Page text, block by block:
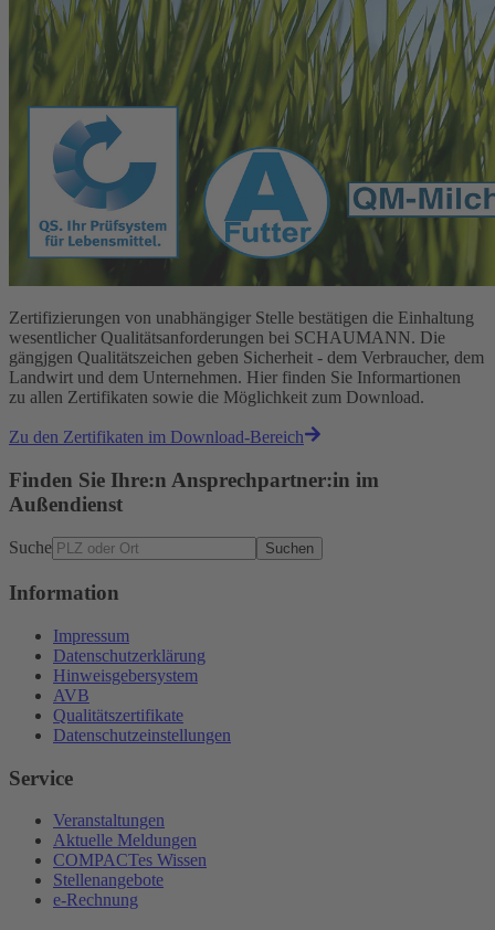
Zertifizierungen von unabhängiger Stelle bestätigen die Einhaltung
wesentlicher Qualitätsanforderungen bei SCHAUMANN. Die
gängjgen Qualitätszeichen geben Sicherheit - dem Verbraucher, dem
Landwirt und dem Unternehmen. Hier finden Sie Informartionen
zu allen Zertifikaten sowie die Möglichkeit zum Download.
Zu den Zertifikaten im Download-Bereich
Finden Sie Ihre:n Ansprechpartner:in im
Außendienst
Suche Suchen
Information
Impressum
Datenschutzerklärung
Hinweisgebersystem
AVB
Qualitätszertifikate
Datenschutzeinstellungen
Service
Veranstaltungen
Aktuelle Meldungen
COMPACTes Wissen
Stellenangebote
e-Rechnung